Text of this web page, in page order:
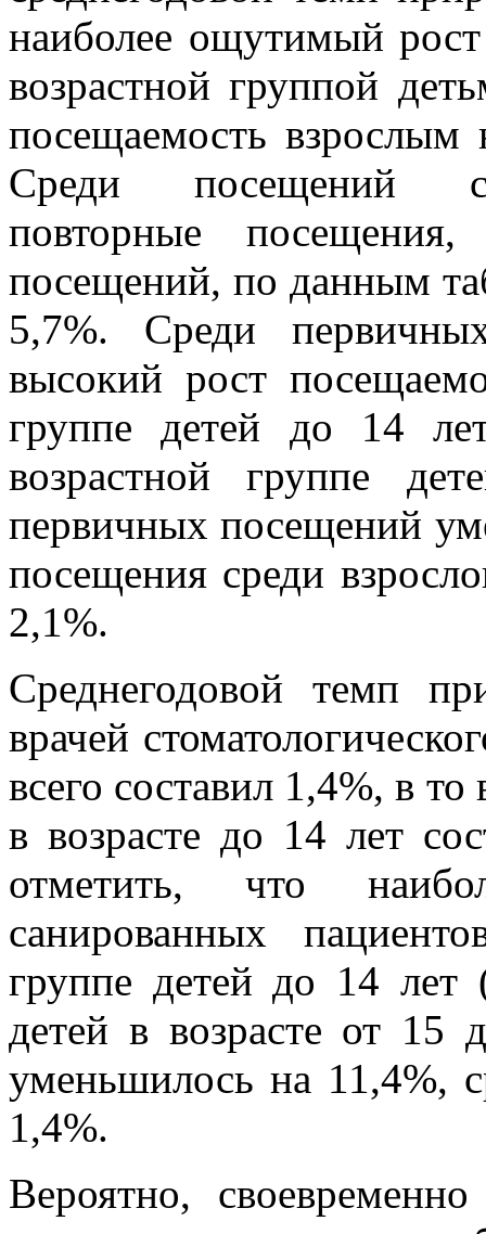
наиболее ощутимый
возрастной группой
посещаемость взрослым
Среди посещений
повторные
посещений, по данным
5,7%. Среди
высокий рост
группе детей до 14
возрастной группе
первичных посещений
посещения среди
2,1%.
Среднегодовой темп
врачей
всего составил 1,4%, в
в возрасте до 14 лет
отметить, что
санированных
группе детей до 14 лет
детей в возрасте от 15
уменьшилось на 11,4%,
1,4%.
Вероятно,